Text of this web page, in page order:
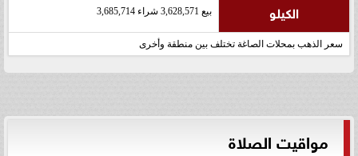
الكيلو بيع 3,628,571 شراء 3,685,714
سعر الذهب بمحلات الصاغة تختلف بين منطقة وأخرى
مواقيت الصلاة